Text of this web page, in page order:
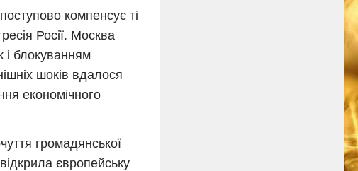
компенсує ті
Росії. Москва
і блокуванням
шоків вдалося
економічного
громадянської
європейську